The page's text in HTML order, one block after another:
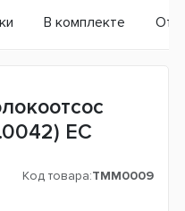
В комплекте
ЕС
Код товара:TMM0009